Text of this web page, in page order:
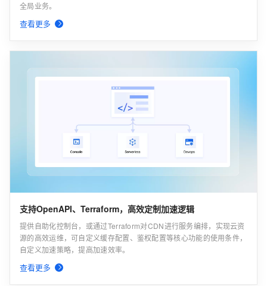
全局业务。
查看更多
支持OpenAPI、Terraform，高效定制加速逻辑
提供自助化控制台，或通过Terraform对CDN进行服务编排，实现云资
源的高效运维，可自定义缓存配置、鉴权配置等核心功能的使用条件，
自定义加速策略，提高加速效率。
查看更多